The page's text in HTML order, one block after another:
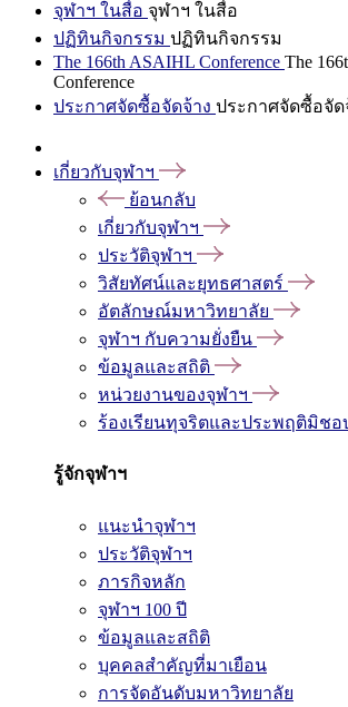
จุฬาฯ ในสื่อ จุฬาฯ ในสื่อ
ปฏิทินกิจกรรม ปฏิทินกิจกรรม
The 166th ASAIHL Conference The
Conference
ประกาศจัดซื้อจัดจ้าง ประกาศจัดซื้อจัด
เกี่ยวกับจุฬาฯ
ย้อนกลับ
เกี่ยวกับจุฬาฯ
ประวัติจุฬาฯ
วิสัยทัศน์และยุทธศาสตร์
อัตลักษณ์มหาวิทยาลัย
จุฬาฯ กับความยั่งยืน
ข้อมูลและสถิติ
หน่วยงานของจุฬาฯ
ร้องเรียนทุจริตและประพฤติมิชอ
รู้จักจุฬาฯ
แนะนำจุฬาฯ
ประวัติจุฬาฯ
ภารกิจหลัก
จุฬาฯ 100 ปี
ข้อมูลและสถิติ
บุคคลสำคัญที่มาเยือน
การจัดอันดับมหาวิทยาลัย